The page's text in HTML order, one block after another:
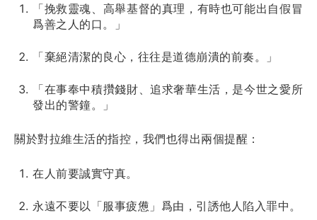
「挽救靈魂、高舉基督的真理，有時也可能出自假冒
爲善之人的口。」
「棄絕清潔的良心，往往是道德崩潰的前奏。」
「在事奉中積攢錢財、追求奢華生活，是今世之愛所
發出的警鐘。」
關於對拉維生活的指控，我們也得出兩個提醒：
在人前要誠實守真。
永遠不要以「服事疲憊」爲由，引誘他人陷入罪中。